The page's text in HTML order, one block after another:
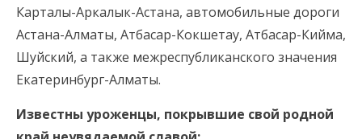
Карталы-Аркалык-Астана, автомобильные дороги
Астана-Алматы, Атбасар-Кокшетау, Атбасар-Кийма,
Шуйский, а также межреспубликанского значения
Екатеринбург-Алматы.
Известны уроженцы, покрывшие свой родной